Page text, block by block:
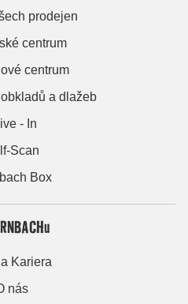
prodejen
centrum
centrum
a dlažeb
- In
Scan
Box
Kariera
nás